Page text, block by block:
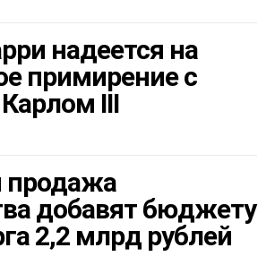
надеется на
примирение с
III
продажа
добавят бюджету
2,2 млрд рублей